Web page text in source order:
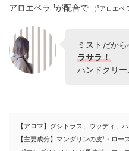
アロエベラ ¹が配合で （¹アロエベ
ミストだか
ラサラ！
ハンドクリー
【アロマ】グシトラス、ウッディ、
【主要成分】マンダリンの皮¹・ロー